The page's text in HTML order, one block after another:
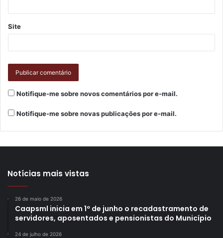
Site
Notifique-me sobre novos comentários por e-mail.
Notifique-me sobre novas publicações por e-mail.
Notícias mais vistas
26 de maio de 2026
Caapsml inicia em 1º de junho o recadastramento de
servidores, aposentados e pensionistas do Município
24 de julho de 2026